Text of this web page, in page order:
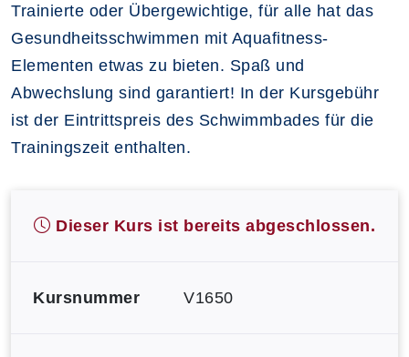
Trainierte oder Übergewichtige, für alle hat das
Gesundheitsschwimmen mit Aquafitness-
Elementen etwas zu bieten. Spaß und
Abwechslung sind garantiert! In der Kursgebühr
ist der Eintrittspreis des Schwimmbades für die
Trainingszeit enthalten.
Dieser Kurs ist bereits abgeschlossen.
Kursnummer V1650